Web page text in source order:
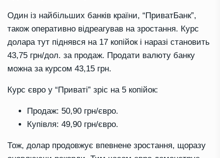
Один із найбільших банків країни, “ПриватБанк”,
також оперативно відреагував на зростання. Курс
долара тут піднявся на 17 копійок і наразі становить
43,75 грн/дол. за продаж. Продати валюту банку
можна за курсом 43,15 грн.
Курс євро у “Приваті” зріс на 5 копійок:
Продаж: 50,90 грн/євро.
Купівля: 49,90 грн/євро.
Тож, долар продовжує впевнене зростання, щоразу